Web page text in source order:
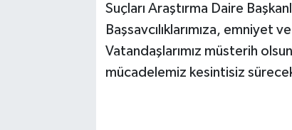
Suçları Araştırma Daire
Başsavcılıklarımıza, emniyet
Vatandaşlarımız müsterih
mücadelemiz kesintisiz